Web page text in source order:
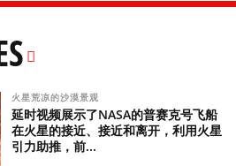
火星荒凉的沙漠景观
延时视频展示了NASA的普赛克号飞船
在火星的接近、接近和离开，利用火星
引力助推，前...